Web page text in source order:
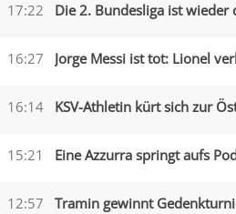
17:22
16:27
16:14 KSV-Athletin kürt sich zur
15:21 Eine Azzurra springt aufs
12:57 Tramin gewinnt